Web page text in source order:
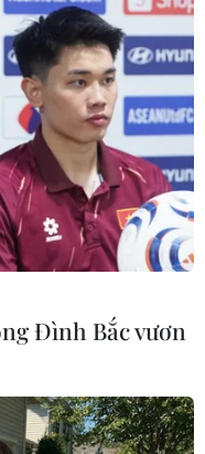
#nhập cư
Đình Bắc vươn